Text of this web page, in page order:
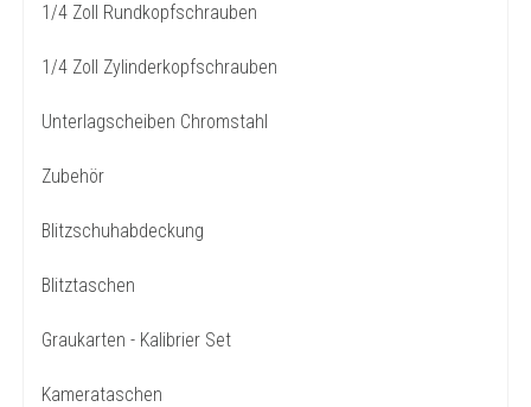
1/4 Zoll Rundkopfschrauben
1/4 Zoll Zylinderkopfschrauben
Unterlagscheiben Chromstahl
Zubehör
Blitzschuhabdeckung
Blitztaschen
Graukarten - Kalibrier Set
Kamerataschen